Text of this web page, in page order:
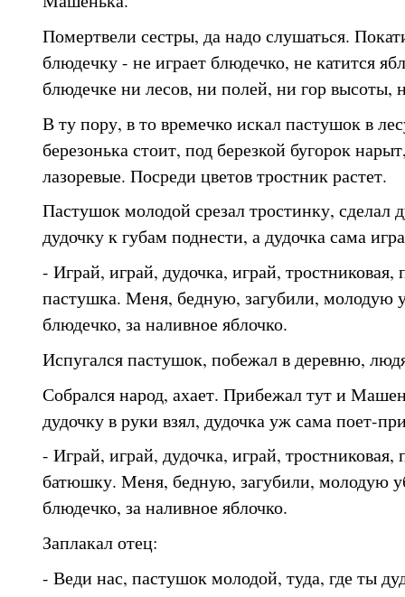
Помертвели сестры, да надо слушаться.
блюдечку - не играет блюдечко, не катится
блюдечке ни лесов, ни полей, ни гор высоты,
В ту пору, в то времечко искал пастушок в
березонька стоит, под березкой бугорок
лазоревые. Посреди цветов тростник растет.
Пастушок молодой срезал тростинку, сделал
дудочку к губам поднести, а дудочка сама
- Играй, играй, дудочка, играй,
пастушка. Меня, бедную, загубили, молодую
блюдечко, за наливное яблочко.
Испугался пастушок, побежал в деревню,
Собрался народ, ахает. Прибежал тут и
дудочку в руки взял, дудочка уж сама поет-
- Играй, играй, дудочка, играй,
батюшку. Меня, бедную, загубили, молодую
блюдечко, за наливное яблочко.
Заплакал отец:
- Веди нас, пастушок молодой, туда, где ты